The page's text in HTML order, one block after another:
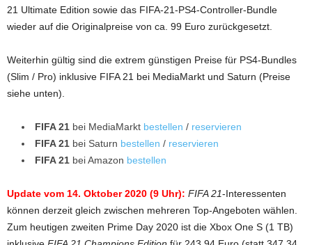
21 Ultimate Edition sowie das FIFA-21-PS4-Controller-Bundle
wieder auf die Originalpreise von ca. 99 Euro zurückgesetzt.
Weiterhin gültig sind die extrem günstigen Preise für PS4-Bundles
(Slim / Pro) inklusive FIFA 21 bei MediaMarkt und Saturn (Preise
siehe unten).
FIFA 21 bei MediaMarkt bestellen / reservieren
FIFA 21 bei Saturn bestellen / reservieren
FIFA 21 bei Amazon bestellen
Update vom 14. Oktober 2020 (9 Uhr): FIFA 21-Interessenten
können derzeit gleich zwischen mehreren Top-Angeboten wählen.
Zum heutigen zweiten Prime Day 2020 ist die Xbox One S (1 TB)